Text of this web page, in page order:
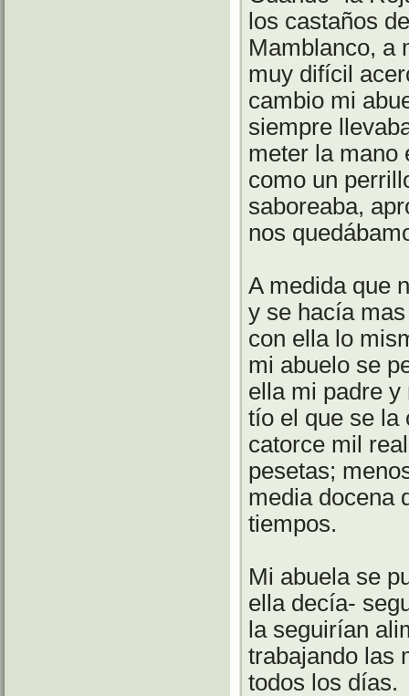
los castaños
Mamblanco, a
muy difícil
cambio mi
siempre
meter la mano
como un
saboreaba,
nos
A medida que
y se hacía
con ella lo
mi abuelo se
ella mi padre
tío el que se la
catorce mil
pesetas;
media docena
tiempos.
Mi abuela se
ella decía-
la seguirían
trabajando las
todos los días.